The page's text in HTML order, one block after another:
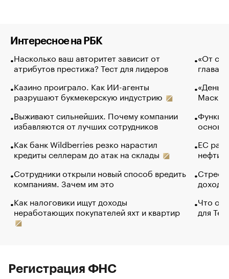
Интересное на РБК
Насколько ваш авторитет зависит от
атрибутов престижа? Тест для лидеров
Казино проиграло. Как ИИ-агенты
разрушают букмекерскую индустрию
Выживают сильнейших. Почему компании
избавляются от лучших сотрудников
Как банк Wildberries резко нарастил
кредиты селлерам до атак на склады
Сотрудники открыли новый способ вредить
компаниям. Зачем им это
Как налоговики ищут доходы
неработающих покупателей яхт и квартир
«От
глава
Маск в
основ
ЕС
нефти
Что
для
Регистрация ФНС